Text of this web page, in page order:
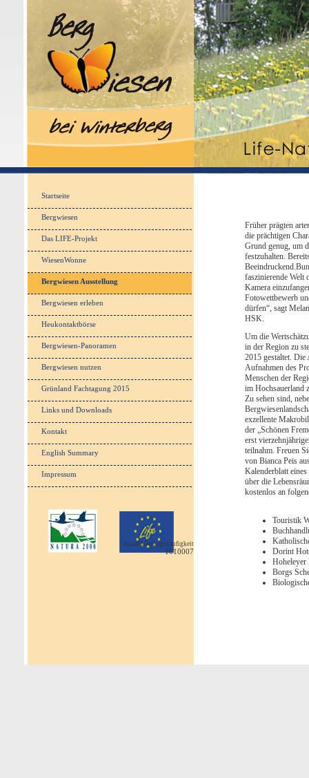
Startseite
Bergwiesen
Das LIFE-Projekt
WiesenWonne
Bergwiesen Ausstellung
Bergwiesen erleben
Heukontaktbörse
Bergwiesen-Panoramen
Bergwiesen nutzen
Grünland Fachtagung 2015
Links und Downloads
Kontakt
English Summary
Impressum
Anzahl Beitragshäufigkeit
1010007
Früher prägten
die prächtigen
Grund genug, um
festzuhalten.
faszinierende Welt
Kamera
Fotowettbewerb
dürfen“, sagt
HSK.
Um die
in der Region zu
2015 gestaltet. Die
Aufnahmen des
Menschen der
im Hochsauerland
Zu sehen sind,
exzellente
der „Schönen
erst
teilnahm. Freuen
von Bianca Peis
Kalenderblatt
über die
kostenlos an
Touristik
Dorint
Hoheleyer
Borgs